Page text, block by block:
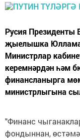
Русия Президенты
җыелышка
Министрлар
керемнәрдән һәм
финансланырга
министрлыгына
"Финанс
фондыннан,